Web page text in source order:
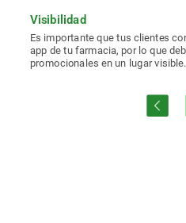
Visibilidad
Es importante que tus clientes
app de tu farmacia, por lo que
promocionales en un lugar visible.